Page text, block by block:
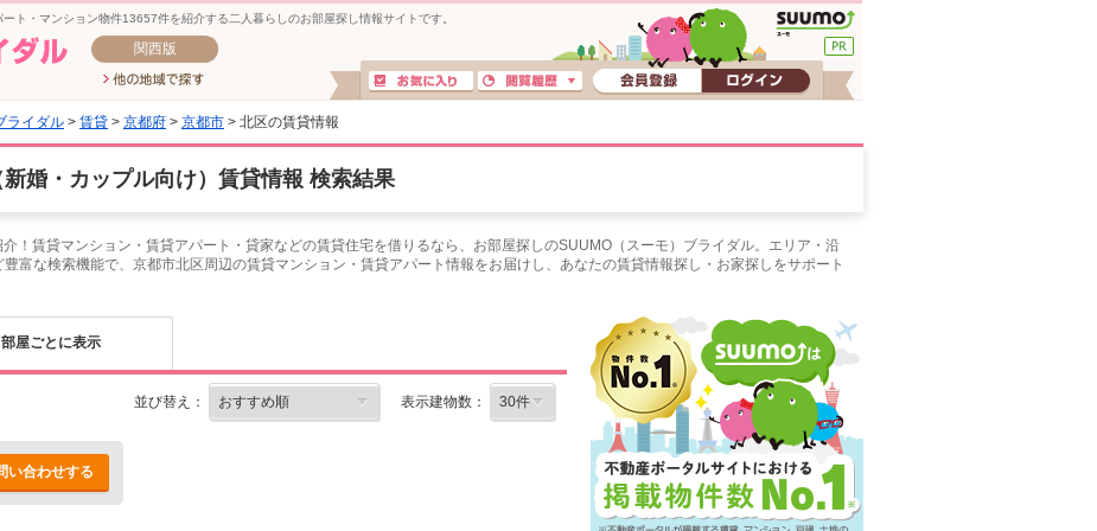
ト・マンション物件13657件を紹介する二人暮らしのお部屋探し情報サイトです。
関西版
ライダル > 賃貸 > 京都府 > 京都市 > 北区の賃貸情報
婚・カップル向け）賃貸情報 検索結果
！賃貸マンション・賃貸アパート・貸家などの賃貸住宅を借りるなら、お部屋探しのSUUMO（スーモ）ブライダル。エリア・沿
富な検索機能で、京都市北区周辺の賃貸マンション・賃貸アパート情報をお届けし、あなたの賃貸情報探し・お家探しをサポート
部屋ごとに表示
並び替え： 表示建物数：
い合わせする